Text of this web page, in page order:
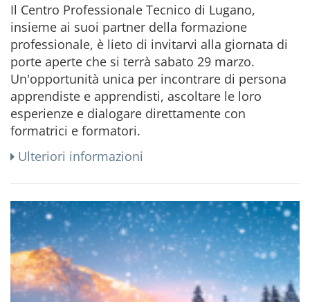
Il Centro Professionale Tecnico di Lugano,
insieme ai suoi partner della formazione
professionale, è lieto di invitarvi alla giornata di
porte aperte che si terrà sabato 29 marzo.
Un'opportunità unica per incontrare di persona
apprendiste e apprendisti, ascoltare le loro
esperienze e dialogare direttamente con
formatrici e formatori.
Ulteriori informazioni